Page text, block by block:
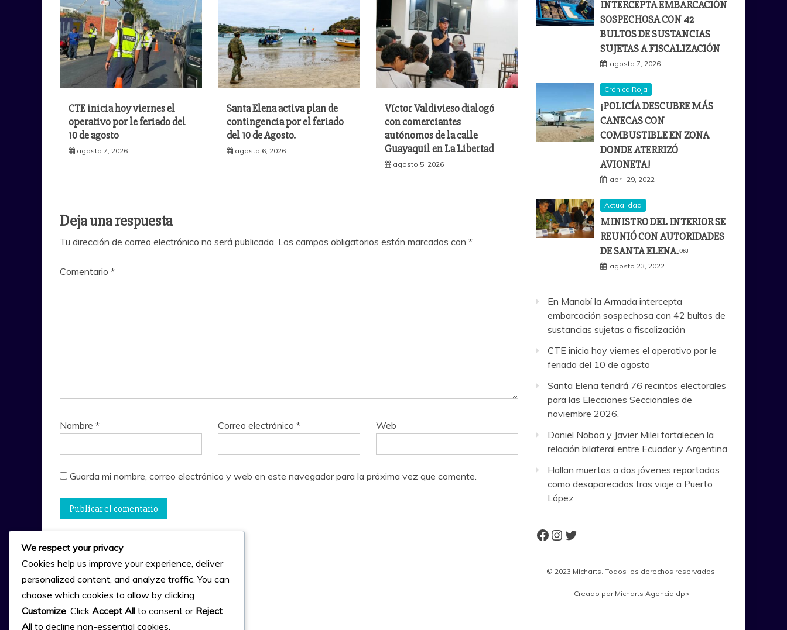
CTE inicia hoy viernes el
operativo por le feriado del
10 de agosto
agosto 7, 2026
Santa Elena activa plan de
contingencia por el feriado
del 10 de Agosto.
agosto 6, 2026
Víctor Valdivieso dialogó
con comerciantes
autónomos de la calle
Guayaquil en La Libertad
agosto 5, 2026
Deja una respuesta
Tu dirección de correo electrónico no será publicada. Los campos obligatorios están marcados con *
Comentario *
Nombre * Correo electrónico* Web
Guarda mi nombre, correo electrónico y web en este navegador para la próxima vez que comente.
INTERCEPTA EMBARCACIÓN
SOSPECHOSA CON 42
BULTOS DE SUSTANCIAS
SUJETAS A FISCALIZACIÓN
agosto 7, 2026
Crónica Roja
¡POLICÍA DESCUBRE MÁS
CANECAS CON
COMBUSTIBLE EN ZONA
DONDE ATERRIZÓ
AVIONETA!
abril 29, 2022
Actualidad
MINISTRO DEL INTERIOR SE
REUNIÓ CON AUTORIDADES
DE SANTA ELENA.￼
agosto 23, 2022
En Manabí la Armada intercepta
embarcación sospechosa con 42 bultos de
sustancias sujetas a fiscalización
CTE inicia hoy viernes el operativo por le
feriado del 10 de agosto
Santa Elena tendrá 76 recintos electorales
para las Elecciones Seccionales de
noviembre 2026.
Daniel Noboa y Javier Milei fortalecen la
relación bilateral entre Ecuador y Argentina
Hallan muertos a dos jóvenes reportados
como desaparecidos tras viaje a Puerto
López
Facebook
Instagram
Twitter
© 2023 Micharts. Todos los derechos reservados.
Creado por Micharts Agencia dp>
We respect your privacy
Cookies help us improve your experience, deliver
personalized content, and analyze traffic. You can
choose which cookies to allow by clicking
Customize. Click Accept All to consent or Reject
All to decline non-essential cookies.